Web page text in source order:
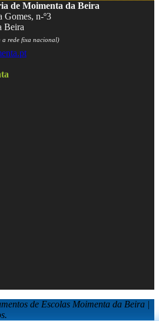
de Moimenta da Beira
Gomes, n-º3
Beira
a rede fixa nacional)
de Escolas Moimenta da Beira |